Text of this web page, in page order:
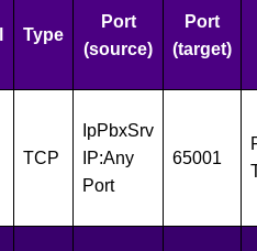
Type
Port
(source)
Port
(target)
TCP
IpPbxSrv
IP:Any
Port
65001